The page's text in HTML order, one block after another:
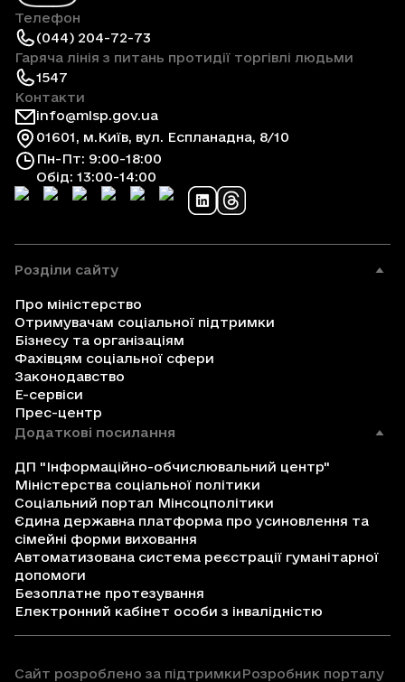
Телефон
(044) 204-72-73
Гаряча лінія з питань протидії торгівлі людьми
1547
Контакти
info@mlsp.gov.ua
01601, м.Київ, вул. Еспланадна, 8/10
Пн-Пт: 9:00-18:00
Обід: 13:00-14:00
Розділи сайту
Про міністерство
Отримувачам соціальної підтримки
Бізнесу та організаціям
Фахівцям соціальної сфери
Законодавство
Е-сервіси
Прес-центр
Додаткові посилання
ДП "Інформаційно-обчислювальний центр"
Міністерства соціальної політики
Соціальний портал Мінсоцполітики
Єдина державна платформа про усиновлення та
сімейні форми виховання
Автоматизована система реєстрації гуманітарної
допомоги
Безоплатне протезування
Електронний кабінет особи з інвалідністю
Сайт розроблено за підтримкиРозробник порталу